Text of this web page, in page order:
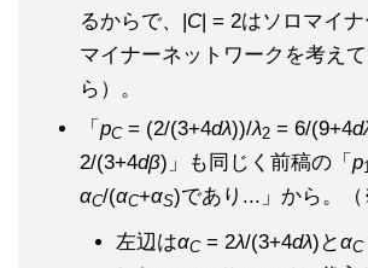
るからで、|C| = 2はソロマイ
マイナーネットワークを考え
ら）。
「 pC= (2/(3+4dλ))/λ2 = 6/(9+4
2/(3+4dβ)」も同じく前稿の「 p1
αC/(αC+αS)であり...」から。（
左辺はαC= 2λ/(3+4dλ)とαC